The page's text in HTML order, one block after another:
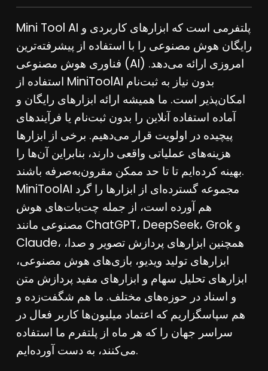
Mini Tool AI پلتفرمی است که ابزارهای کاربردی و
رایگان هوش مصنوعی را با استفاده از پیشرفته‌ترین
فناوری هوش مصنوعی (AI) امروزی ارائه می‌دهد.
استفاده از MiniToolAI بدون نیاز به ثبت‌نام
امکان‌پذیر است. ما همیشه ارائه ابزارهای رایگان و
آماده استفاده آنلاین را بدون ثبت‌نام یا فرآیندهای
پیچیده در اولویت قرار می‌دهیم. برخی از ابزارها
هزینه‌های عملیاتی واقعی دارند، بنابراین آن‌ها را
بهینه کرده‌ایم تا تا حد ممکن مقرون‌به‌صرفه باشند.
MiniToolAI مجموعه گسترده‌ای از ابزارها را گرد
هم آورده است، از جمله چت‌بات‌های هوش
مصنوعی مانند ChatGPT، DeepSeek، Grok و
Claude، همچنین ابزارهای پردازش تصویر و صدا،
ابزارهای تولید ویدیو، بازی‌های هوش مصنوعی،
ابزارهای تحلیل سهام و ابزارهای مفید پردازش متن
و اسناد در حوزه‌های مختلف. ما هم شگفت‌زده و
هم سپاسگزاریم که اعتماد میلیون‌ها کاربر فعال در
سراسر جهان را که هر ماه از پلتفرم ما استفاده
می‌کنند، به دست آورده‌ایم.